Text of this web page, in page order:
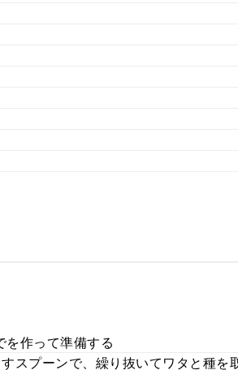
作って準備する
スプーンで、繰り抜いてワタと種